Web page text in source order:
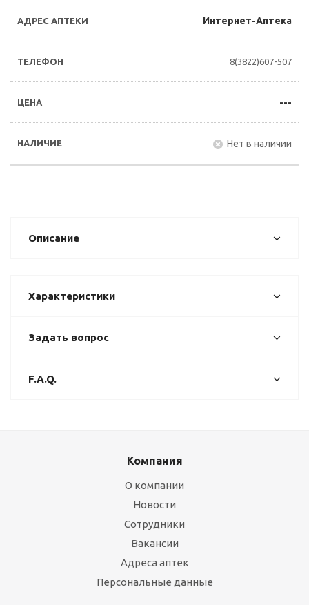
Интернет-Аптека
8(3822)607-507
---
Нет в наличии
Описание
Характеристики
Задать вопрос
F.A.Q.
Компания
О компании
Новости
Сотрудники
Вакансии
Адреса аптек
Персональные данные